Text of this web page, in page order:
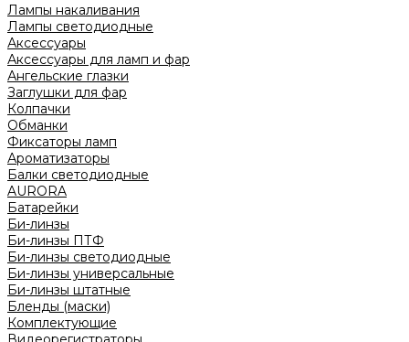
Лампы накаливания
Лампы светодиодные
Аксессуары
Аксессуары для ламп и фар
Ангельские глазки
Заглушки для фар
Колпачки
Обманки
Фиксаторы ламп
Ароматизаторы
Балки светодиодные
AURORA
Батарейки
Би-линзы
Би-линзы ПТФ
Би-линзы светодиодные
Би-линзы универсальные
Би-линзы штатные
Бленды (маски)
Комплектующие